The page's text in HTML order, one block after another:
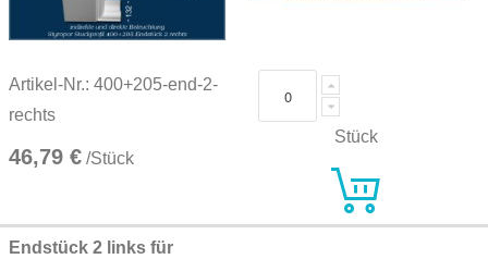
Artikel-Nr.: 400+205-end-2-
rechts
46,79 € /Stück
Stück
Endstück 2 links für